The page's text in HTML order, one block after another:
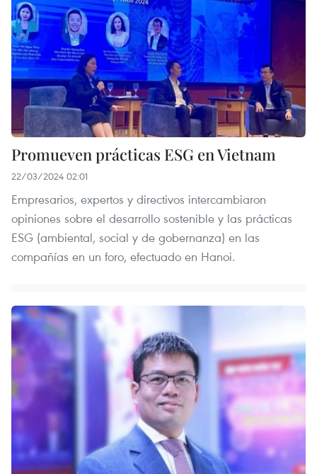
Promueven prácticas ESG en Vietnam
22/03/2024 02:01
Empresarios, expertos y directivos intercambiaron
opiniones sobre el desarrollo sostenible y las prácticas
ESG (ambiental, social y de gobernanza) en las
compañías en un foro, efectuado en Hanoi.